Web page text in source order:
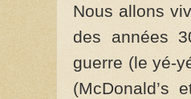
Nous allons
des années
guerre (le yé-
(McDonald’s